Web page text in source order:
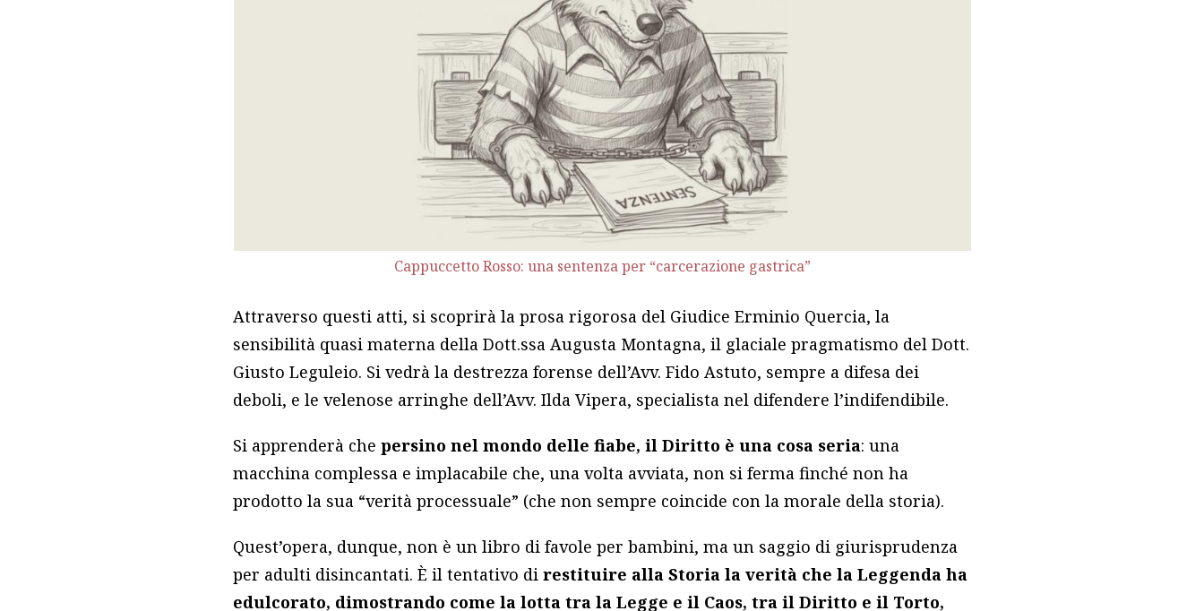
Cappuccetto Rosso: una sentenza per “carcerazione gastrica”
Attraverso questi atti, si scoprirà la prosa rigorosa del Giudice Erminio Quercia, la
sensibilità quasi materna della Dott.ssa Augusta Montagna, il glaciale pragmatismo del Dott.
Giusto Leguleio. Si vedrà la destrezza forense dell’Avv. Fido Astuto, sempre a difesa dei
deboli, e le velenose arringhe dell’Avv. Ilda Vipera, specialista nel difendere l’indifendibile.
Si apprenderà chepersino nel mondo delle fiabe, il Diritto è una cosa seria: una
macchina complessa e implacabile che, una volta avviata, non si ferma finché non ha
prodotto la sua “verità processuale” (che non sempre coincide con la morale della storia).
Quest’opera, dunque, non è un libro di favole per bambini, ma un saggio di giurisprudenza
per adulti disincantati. È il tentativo direstituire alla Storia la verità che la Leggenda ha
edulcorato, dimostrando come la lotta tra la Legge e il Caos, tra il Diritto e il Torto,